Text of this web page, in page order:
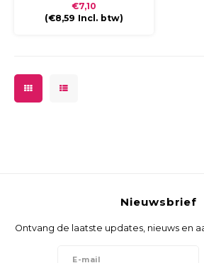
karton met handvat en zwart
kunststoffen clip sluiting.
€7,10
(€8,59 Incl. btw)
Nieuwsbrief
Ontvang de laatste updates, nieuws en